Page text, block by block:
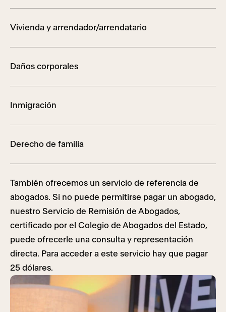
Vivienda y arrendador/arrendatario
Daños corporales
Inmigración
Derecho de familia
También ofrecemos un servicio de referencia de
abogados. Si no puede permitirse pagar un abogado,
nuestro Servicio de Remisión de Abogados,
certificado por el Colegio de Abogados del Estado,
puede ofrecerle una consulta y representación
directa. Para acceder a este servicio hay que pagar
25 dólares.